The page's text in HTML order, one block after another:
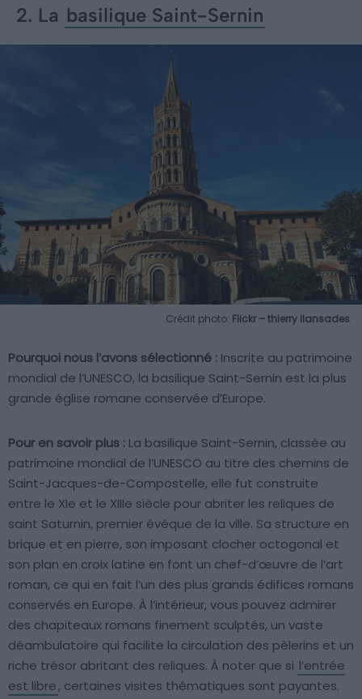
2. La basilique Saint-Sernin
Crédit photo: Flickr – thierry llansades
Pourquoi nous l’avons sélectionné : Inscrite au patrimoine
mondial de l’UNESCO, la basilique Saint-Sernin est la plus
grande église romane conservée d’Europe.
Pour en savoir plus : La basilique Saint-Sernin, classée au
patrimoine mondial de l’UNESCO au titre des chemins de
Saint-Jacques-de-Compostelle, elle fut construite
entre le XIe et le XIIIe siècle pour abriter les reliques de
saint Saturnin, premier évêque de la ville. Sa structure en
brique et en pierre, son imposant clocher octogonal et
son plan en croix latine en font un chef-d’œuvre de l’art
roman, ce qui en fait l’un des plus grands édifices romans
conservés en Europe. À l’intérieur, vous pouvez admirer
des chapiteaux romans finement sculptés, un vaste
déambulatoire qui facilite la circulation des pèlerins et un
riche trésor abritant des reliques. À noter que si l’entrée
est libre, certaines visites thématiques sont payantes.